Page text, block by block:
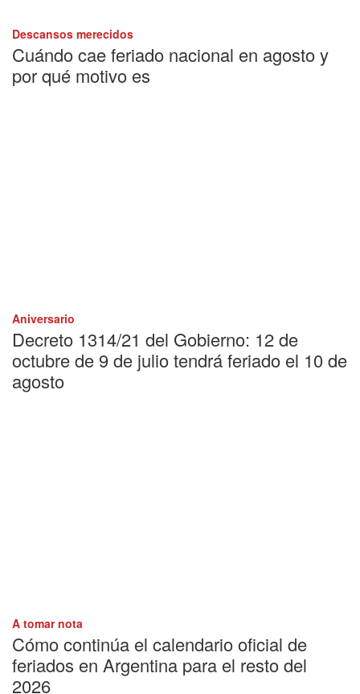
Descansos merecidos
Cuándo cae feriado nacional en agosto y
por qué motivo es
Aniversario
Decreto 1314/21 del Gobierno: 12 de
octubre de 9 de julio tendrá feriado el 10 de
agosto
A tomar nota
Cómo continúa el calendario oficial de
feriados en Argentina para el resto del
2026